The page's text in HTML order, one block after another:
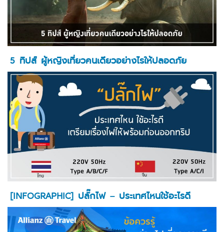
5 ทิปส์ ผู้หญิงเที่ยวคนเดียวอย่างไรให้ปลอดภัย
[INFOGRAPHIC] ปลั๊กไฟ – ประเทศไหนใช้อะไรดี